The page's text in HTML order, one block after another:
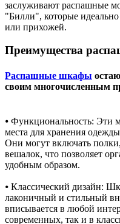
заслуживают распашные
"Билли", которые
или прихожей.
Преимущества
Распашные шкафы
своим многочисленным
⦁ Функциональность: Эти
места для хранения
Они могут включать
вешалок, что позволяет
удобным образом.
⦁ Классический дизайн:
лаконичный и стильный
вписывается в любой
современных, так и в